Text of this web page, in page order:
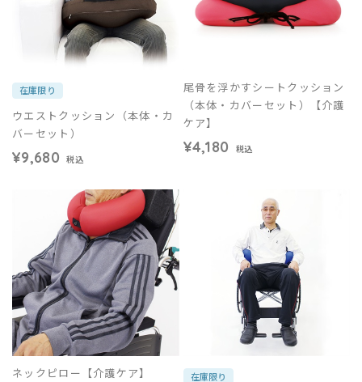
在庫限り
ウエストクッション（本体・カ
バーセット）
¥9,680 税込
尾骨を浮かすシートクッション
（本体・カバーセット）【介護
ケア】
¥4,180 税込
ネックピロー【介護ケア】 在庫限り